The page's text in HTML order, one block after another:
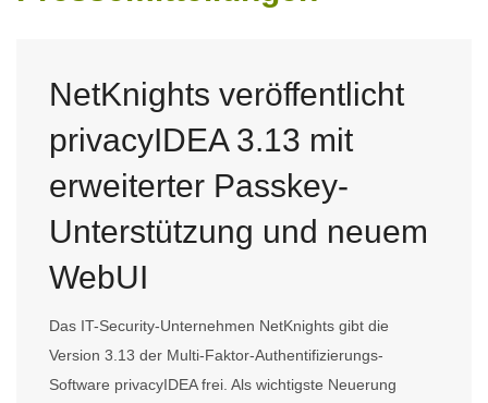
NetKnights veröffentlicht
privacyIDEA 3.13 mit
erweiterter Passkey-
Unterstützung und neuem
WebUI
Das IT-Security-Unternehmen NetKnights gibt die
Version 3.13 der Multi-Faktor-Authentifizierungs-
Software privacyIDEA frei. Als wichtigste Neuerung